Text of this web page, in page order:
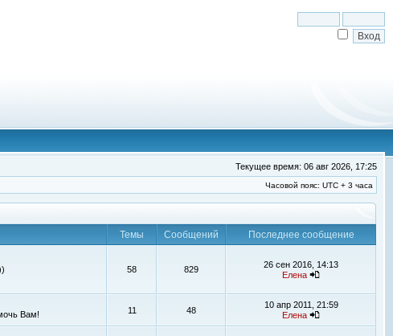
Текущее время: 06 авг 2026, 17:25
Часовой пояс: UTC + 3 часа
Темы Сообщений
Последнее сообщение
58 829
26 сен 2016, 14:13
Елена
Вам! 11 48
10 апр 2011, 21:59
Елена